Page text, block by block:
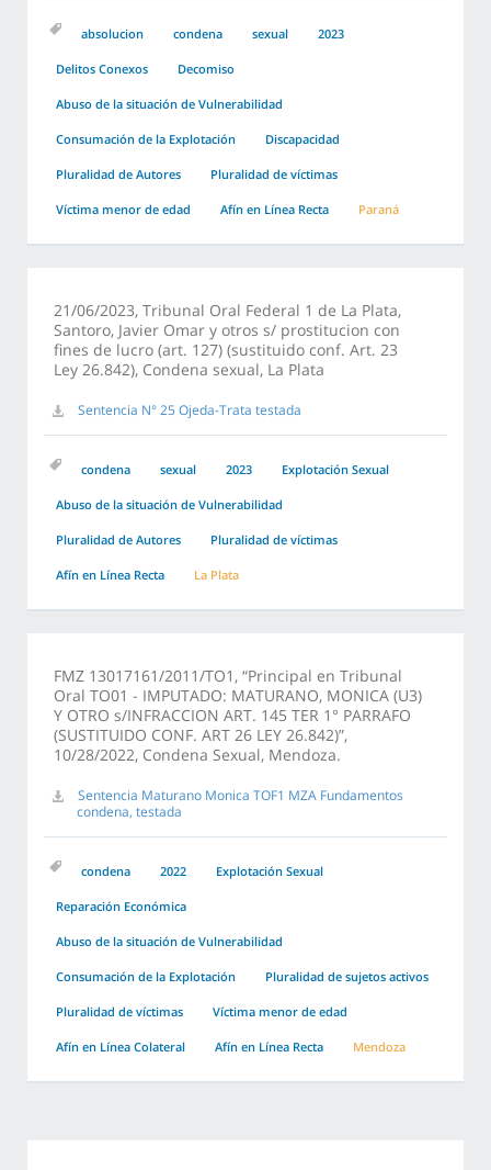
absolucion condena sexual 2023
Delitos Conexos Decomiso
Abuso de la situación de Vulnerabilidad
Consumación de la Explotación Discapacidad
Pluralidad de Autores Pluralidad de víctimas
Víctima menor de edad Afín en Línea Recta Paraná
21/06/2023, Tribunal Oral Federal 1 de La Plata,
Santoro, Javier Omar y otros s/ prostitucion con
fines de lucro (art. 127) (sustituido conf. Art. 23
Ley 26.842), Condena sexual, La Plata
Sentencia N° 25 Ojeda-Trata testada
condena sexual 2023 Explotación Sexual
Abuso de la situación de Vulnerabilidad
Pluralidad de Autores Pluralidad de víctimas
Afín en Línea Recta La Plata
FMZ 13017161/2011/TO1, “Principal en Tribunal
Oral TO01 - IMPUTADO: MATURANO, MONICA (U3)
Y OTRO s/INFRACCION ART. 145 TER 1° PARRAFO
(SUSTITUIDO CONF. ART 26 LEY 26.842)”,
10/28/2022, Condena Sexual, Mendoza.
Sentencia Maturano Monica TOF1 MZA Fundamentos
condena, testada
condena 2022 Explotación Sexual
Reparación Económica
Abuso de la situación de Vulnerabilidad
Consumación de la Explotación Pluralidad de sujetos activos
Pluralidad de víctimas Víctima menor de edad
Afín en Línea Colateral Afín en Línea Recta Mendoza